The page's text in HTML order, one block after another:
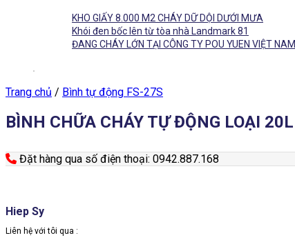
KHO GIẤY 8.000 M2 CHÁY DỮ DỘI DƯỚI MƯA
Khói đen bốc lên từ tòa nhà Landmark 81
ĐANG CHÁY LỚN TẠI CÔNG TY POU YUEN VIỆT NAM
Trang chủ / Bình tự động FS-27S
BÌNH CHỮA CHÁY TỰ ĐỘNG LOẠI 20L
Đặt hàng qua số điện thoại: 0942.887.168
Hiep Sy
Liên hệ với tôi qua :